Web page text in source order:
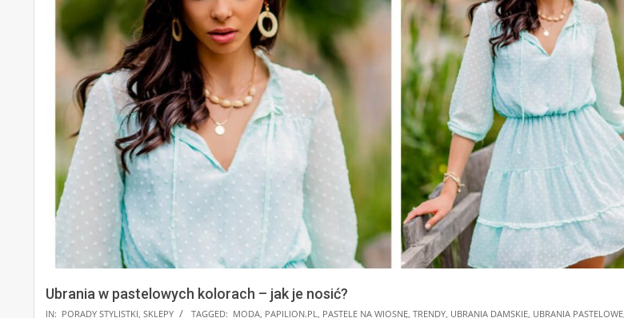
Ubrania w pastelowych kolorach – jak je nosić?
2025-
IN: PORADY STYLISTKI SKLEPY TAGGED: MODA PAPILION.PL PASTELE NA WIOSNĘ TRENDY UBRANIA DAMSKIE UBRANIA PASTELOWE